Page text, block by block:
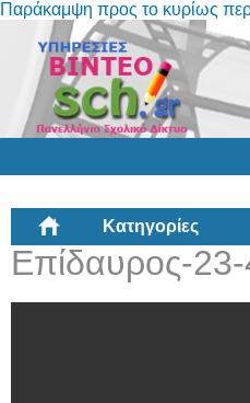
Παράκαμψη προς το κυρίως
Κατηγορίες
Επίδαυρος-